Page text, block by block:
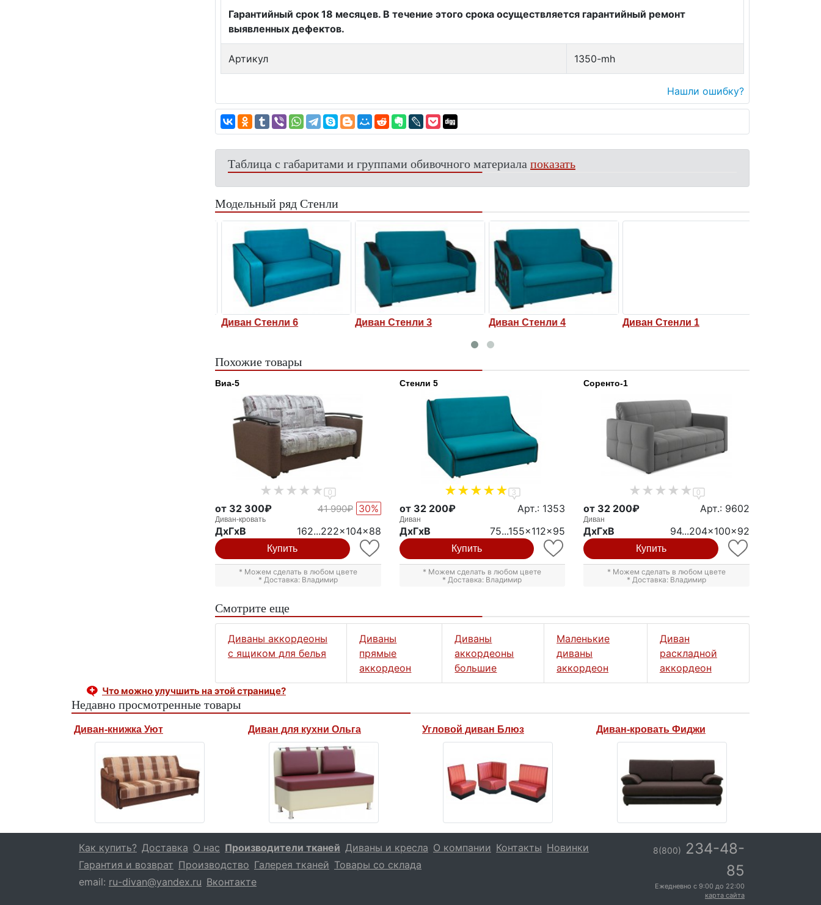
Гарантийный срок 18 месяцев. В течение этого срока осуществляется гарантийный ремонт
выявленных дефектов.
Артикул 1350-mh
Нашли ошибку?
Таблица с габаритами и группами обивочного материалапоказать
Модельный ряд Стенли
Диван Стенли 6 Диван Стенли 3 Диван Стенли 4 Диван Стенли 1
Похожие товары
Виа-5
0
от 32 300₽ 41 990₽ 30%
Диван-кровать
ДxГxВ 162...222x104x88
Купить
* Можем сделать в любом цвете
* Доставка: Владимир
Стенли 5
3
от 32 200₽ Арт.: 1353
Диван
ДxГxВ 75...155x112x95
Купить
* Можем сделать в любом цвете
* Доставка: Владимир
Соренто-1
0
от 32 200₽ Арт.: 9602
Диван
ДxГxВ 94...204x100x92
Купить
* Можем сделать в любом цвете
* Доставка: Владимир
Смотрите еще
Диваны аккордеоны
с ящиком для белья
Диваны
прямые
аккордеон
Диваны
аккордеоны
большие
Маленькие
диваны
аккордеон
Диван
раскладной
аккордеон
Что можно улучшить на этой странице?
Недавно просмотренные товары
Диван-книжка Уют Диван для кухни Ольга Угловой диван Блюз Диван-кровать Фиджи
Как купить? Доставка О нас Производители тканей Диваны и кресла О компании Контакты Новинки
Гарантия и возврат Производство Галерея тканей Товары со склада
email: ru-divan@yandex.ru Вконтакте
8(800) 234-48-
85
Ежедневно с 9:00 до 22:00
карта сайта